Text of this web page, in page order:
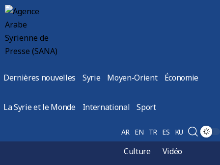
Dernières nouvelles Syrie Moyen-Orient Économie
La Syrie et le Monde International Sport
AR EN TR ES KU
Culture
Vidéo